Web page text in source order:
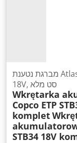
מברגת נטענת Atlas Copco ETP STB34
18V, סט מלא
Wkrętarka
Copco ETP
komplet
STB34 18V